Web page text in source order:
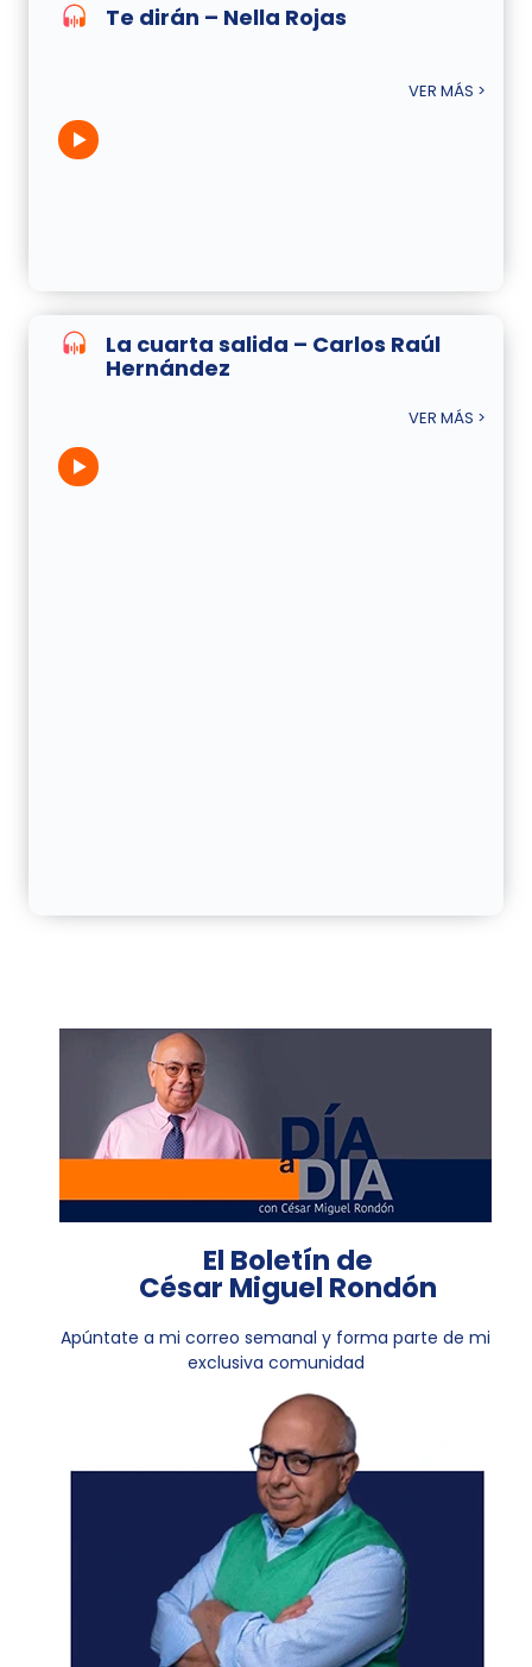
Te dirán – Nella Rojas
VER MÁS >
La cuarta salida – Carlos Raúl
Hernández
VER MÁS >
El Boletín de
César Miguel Rondón
Apúntate a mi correo semanal y forma parte de mi
exclusiva comunidad